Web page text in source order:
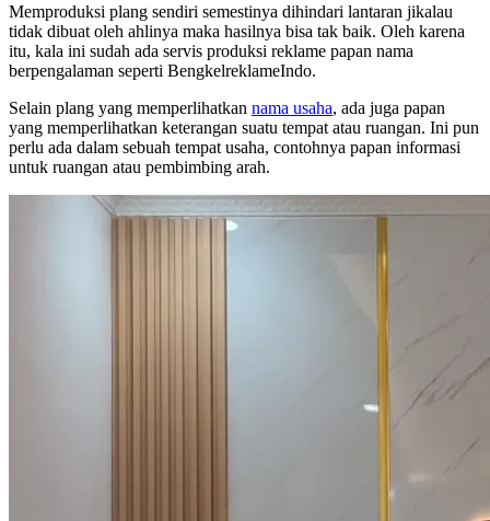
Memproduksi plang sendiri semestinya dihindari lantaran jikalau
tidak dibuat oleh ahlinya maka hasilnya bisa tak baik. Oleh karena
itu, kala ini sudah ada servis produksi reklame papan nama
berpengalaman seperti BengkelreklameIndo.
Selain plang yang memperlihatkan nama usaha, ada juga papan
yang memperlihatkan keterangan suatu tempat atau ruangan. Ini pun
perlu ada dalam sebuah tempat usaha, contohnya papan informasi
untuk ruangan atau pembimbing arah.